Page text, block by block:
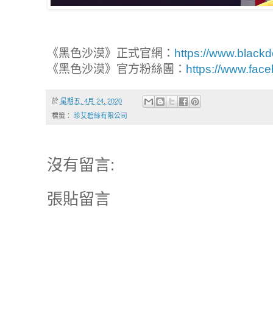
《黑色沙漠》正式官網： https://
《黑色沙漠》官方粉絲團： https://
於 星期五, 4月 24, 2020
標籤： 珍艾碧絲有限公司
沒有留言:
張貼留言